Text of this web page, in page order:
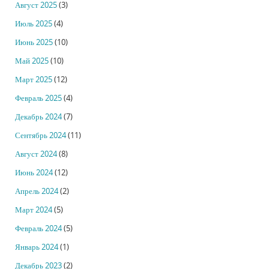
Август 2025(3)
Июль 2025(4)
Июнь 2025(10)
Май 2025(10)
Март 2025(12)
Февраль 2025(4)
Декабрь 2024(7)
Сентябрь 2024(11)
Август 2024(8)
Июнь 2024(12)
Апрель 2024(2)
Март 2024(5)
Февраль 2024(5)
Январь 2024(1)
Декабрь 2023(2)